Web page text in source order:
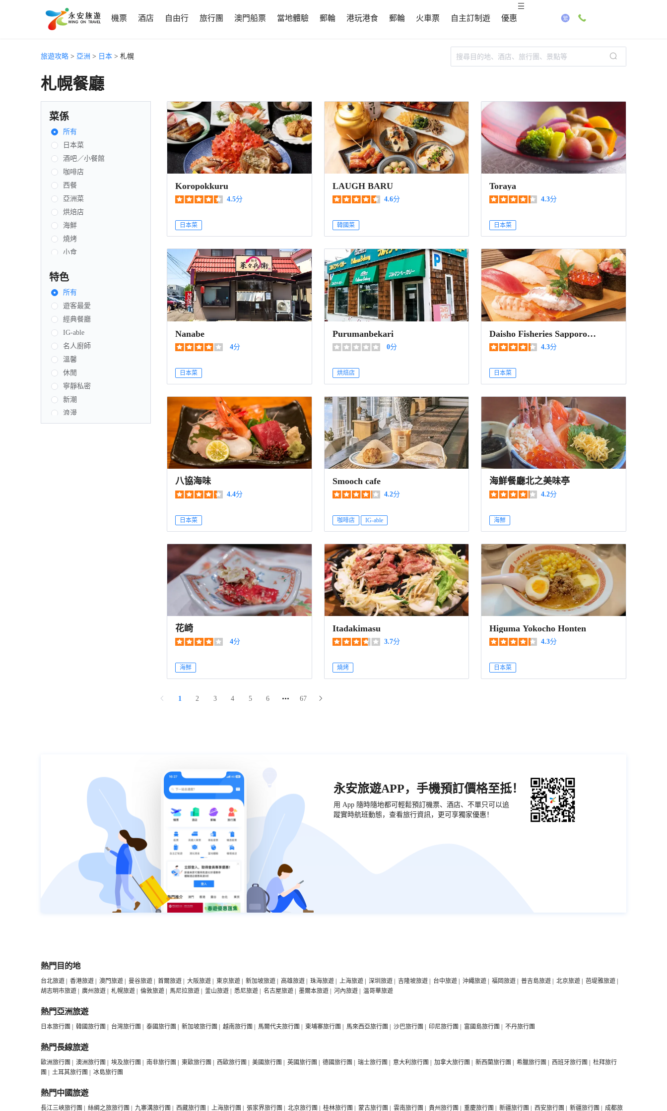
機票 酒店 自由行 旅行團 澳門船票 當地體驗 郵輪 港玩港食 郵輪 火車票 自主訂制遊 優惠
旅遊攻略 > 亞洲 > 日本 > 札幌
札幌餐廳
菜係
所有
日本菜
酒吧／小餐館
咖啡店
西餐
亞洲菜
烘焙店
海鮮
燒烤
小食
東南亞菜
韓國菜
自助餐
創新菜式
火鍋
融合菜
四川菜
素食
拉丁美洲菜
茶館／茶室
台灣菜
特色
所有
遊客最愛
經典餐廳
IG-able
名人廚師
溫馨
休閒
寧靜私密
新潮
浪漫
Koropokkuru
4.5分
日本菜
LAUGH BARU
4.6分
韓國菜
Toraya
4.3分
日本菜
Nanabe
4分
日本菜
Purumanbekari
0分
烘焙店
Daisho Fisheries Sapporo
Yomiuri Hokkaido Bldg
4.3分
日本菜
八協海味
4.4分
日本菜
Smooch cafe
4.2分
咖啡店 IG-able
海鮮餐廳北之美味亭
4.2分
海鮮
花崎
4分
海鮮
Itadakimasu
3.7分
燒烤
Higuma Yokocho Honten
4.3分
日本菜
1 2 3 4 5 6 67
永安旅遊APP，手機預訂價格至抵！
用 App 隨時隨地都可輕鬆預訂機票、酒店、不單只可以追
蹤實時航班動態，查看旅行資訊，更可享獨家優惠！
熱門目的地
台北旅遊 香港旅遊 澳門旅遊 曼谷旅遊 首爾旅遊 大阪旅遊 東京旅遊 新加坡旅遊 高雄旅遊 珠海旅遊 上海旅遊 深圳旅遊 吉隆坡旅遊 台中旅遊 沖繩旅遊 福岡旅遊 普吉島旅遊 北京旅遊 芭堤雅旅遊
胡志明市旅遊
廣州旅遊 札幌旅遊 倫敦旅遊 馬尼拉旅遊 釜山旅遊 悉尼旅遊 名古屋旅遊 墨爾本旅遊 河內旅遊 温哥華旅遊
熱門亞洲旅遊
日本旅行團 韓國旅行團 台灣旅行團 泰國旅行團 新加坡旅行團 越南旅行團 馬爾代夫旅行團 柬埔寨旅行團 馬來西亞旅行團 沙巴旅行團 印尼旅行團 富國島旅行團 不丹旅行團
熱門長線旅遊
歐洲旅行團 澳洲旅行團 埃及旅行團 南非旅行團 東歐旅行團 西歐旅行團 美國旅行團 英國旅行團 德國旅行團 瑞士旅行團 意大利旅行團 加拿大旅行團 新西蘭旅行團 希臘旅行團 西班牙旅行團
杜拜旅行
團
土耳其旅行團 冰島旅行團
熱門中國旅遊
長江三峽旅行團 絲綢之旅旅行團 九寨溝旅行團 西藏旅行團 上海旅行團 張家界旅行團 北京旅行團 桂林旅行團 蒙古旅行團 雲南旅行團 貴州旅行團 重慶旅行團 新疆旅行團 西安旅行團 新疆旅行團 成都旅